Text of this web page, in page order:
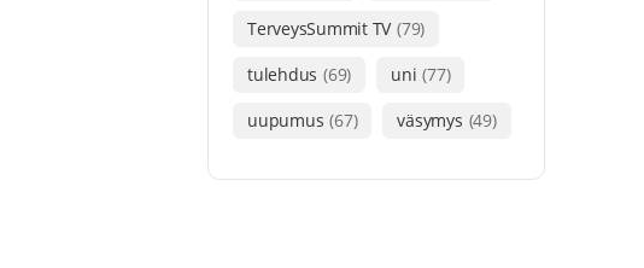
TerveysSummit TV (79)
tulehdus (69) uni (77)
uupumus (67) väsymys (49)